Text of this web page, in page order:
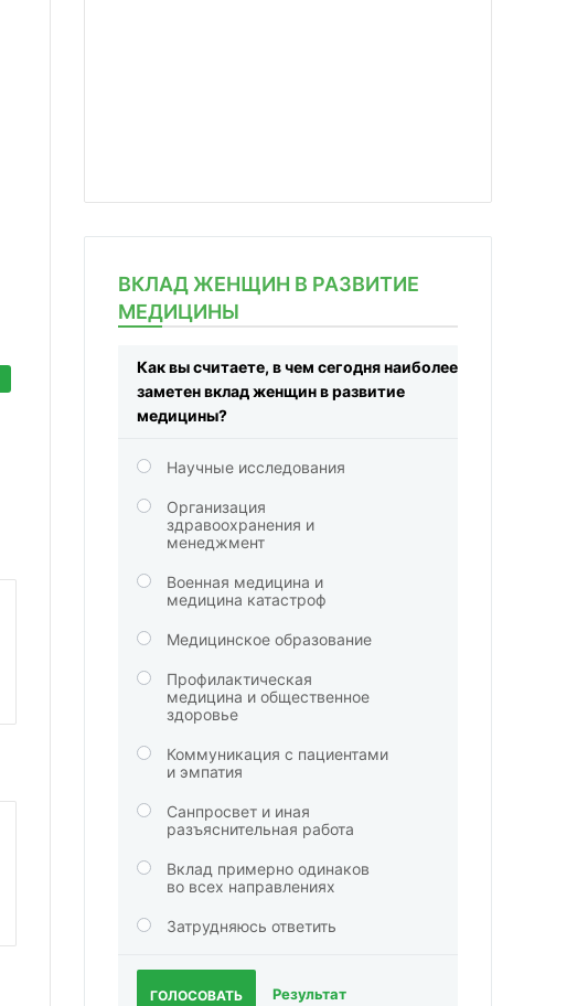
ВКЛАД ЖЕНЩИН В РАЗВИТИЕ
МЕДИЦИНЫ
Как вы считаете, в чем сегодня наиболее
заметен вклад женщин в развитие
медицины?
Научные исследования
Организация
здравоохранения и
менеджмент
Военная медицина и
медицина катастроф
Медицинское образование
Профилактическая
медицина и общественное
здоровье
Коммуникация с пациентами
и эмпатия
Санпросвет и иная
разъяснительная работа
Вклад примерно одинаков
во всех направлениях
Затрудняюсь ответить
ГОЛОСОВАТЬ Результат